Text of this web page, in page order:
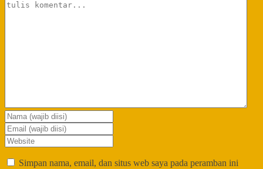
Simpan nama, email, dan situs web saya pada peramban ini